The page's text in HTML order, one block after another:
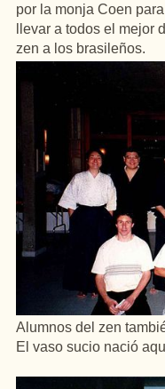
por la monja Coen
llevar a todos el mejor
zen a los brasileños.
Alumnos del zen
El vaso sucio nació